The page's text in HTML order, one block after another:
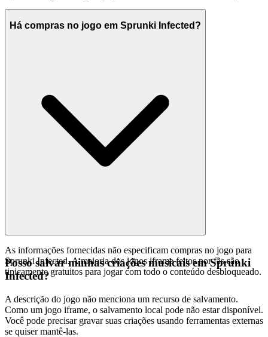
Há compras no jogo em Sprunki Infected?
As informações fornecidas não especificam compras no jogo para
Sprunki Infected. A maioria dos jogos iframe feitos por fãs são
tipicamente gratuitos para jogar com todo o conteúdo desbloqueado.
Posso salvar minhas criações musicais em Sprunki
Infected?
A descrição do jogo não menciona um recurso de salvamento.
Como um jogo iframe, o salvamento local pode não estar disponível.
Você pode precisar gravar suas criações usando ferramentas externas
se quiser mantê-las.